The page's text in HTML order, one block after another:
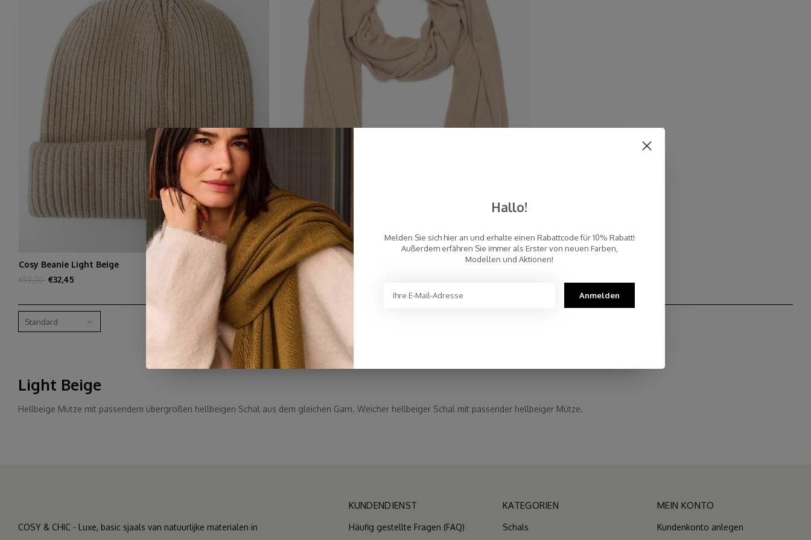
Cosy Beanie Light Beige
€59,00 €32,45
Schal Cosy Chic Light Beige
€94,95
Standard
Light Beige
Hellbeige Mütze mit passendem übergroßen hellbeigen Schal aus dem gleichen Garn. Weicher hellbeiger Schal mit passender hellbeiger Mütze.
COSY & CHIC - Luxe, basic sjaals van natuurlijke materialen in
KUNDENDIENST
Häufig gestellte Fragen (FAQ)
KATEGORIEN
Schals
MEIN KONTO
Kundenkonto anlegen
Hallo!
Melden Sie sich hier an und erhalte einen Rabattcode für 10% Rabatt!
Außerdem erfähren Sie immer als Erster von neuen Farben,
Modellen und Aktionen!
Anmelden